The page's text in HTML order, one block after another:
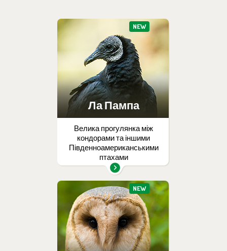
NEW
Ла Пампа
Велика прогулянка між
кондорами та іншими
Південноамериканськими
птахами
NEW